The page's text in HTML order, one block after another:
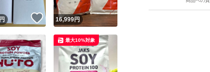
円 いいね！
16,999円
最大10%対象